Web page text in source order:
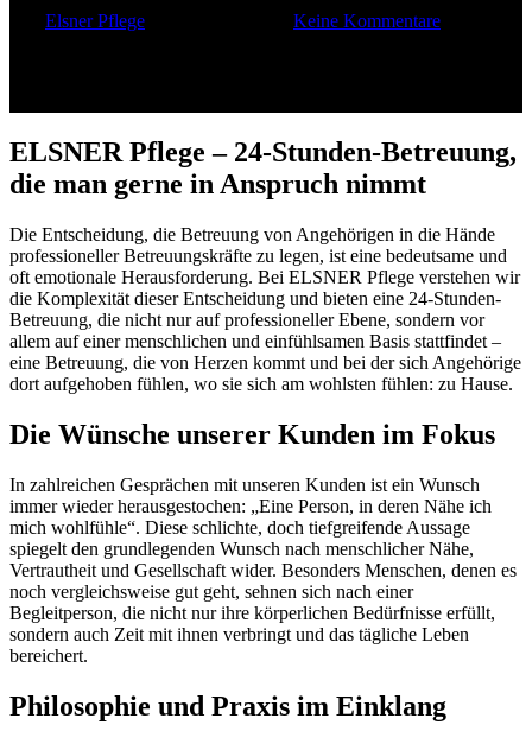
Elsner Pflege Keine Kommentare
ELSNER Pflege – 24-Stunden-Betreuung,
die man gerne in Anspruch nimmt
Die Entscheidung, die Betreuung von Angehörigen in die Hände
professioneller Betreuungskräfte zu legen, ist eine bedeutsame und
oft emotionale Herausforderung. Bei ELSNER Pflege verstehen wir
die Komplexität dieser Entscheidung und bieten eine 24-Stunden-
Betreuung, die nicht nur auf professioneller Ebene, sondern vor
allem auf einer menschlichen und einfühlsamen Basis stattfindet –
eine Betreuung, die von Herzen kommt und bei der sich Angehörige
dort aufgehoben fühlen, wo sie sich am wohlsten fühlen: zu Hause.
Die Wünsche unserer Kunden im Fokus
In zahlreichen Gesprächen mit unseren Kunden ist ein Wunsch
immer wieder herausgestochen: „Eine Person, in deren Nähe ich
mich wohlfühle“. Diese schlichte, doch tiefgreifende Aussage
spiegelt den grundlegenden Wunsch nach menschlicher Nähe,
Vertrautheit und Gesellschaft wider. Besonders Menschen, denen es
noch vergleichsweise gut geht, sehnen sich nach einer
Begleitperson, die nicht nur ihre körperlichen Bedürfnisse erfüllt,
sondern auch Zeit mit ihnen verbringt und das tägliche Leben
bereichert.
Philosophie und Praxis im Einklang